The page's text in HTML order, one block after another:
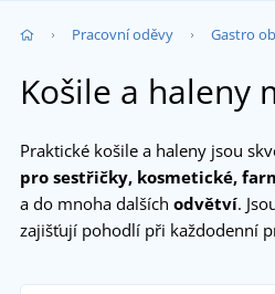
Pracovní oděvy Gastro
Košile a haleny
Praktické košile a haleny jsou
pro sestřičky, kosmetické,
a do mnoha dalších odvětví.
zajišťují pohodlí při každodenní